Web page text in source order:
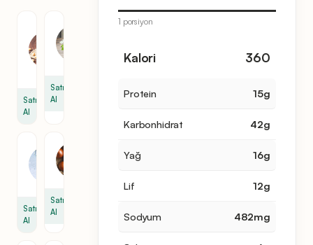
Satın
Al
Maydanoz
Satın
Al
Satın
Al
Satın
Al
1 porsiyon
Kalori 360
Protein 15g
Karbonhidrat 42g
Yağ 16g
Lif 12g
Sodyum 482mg